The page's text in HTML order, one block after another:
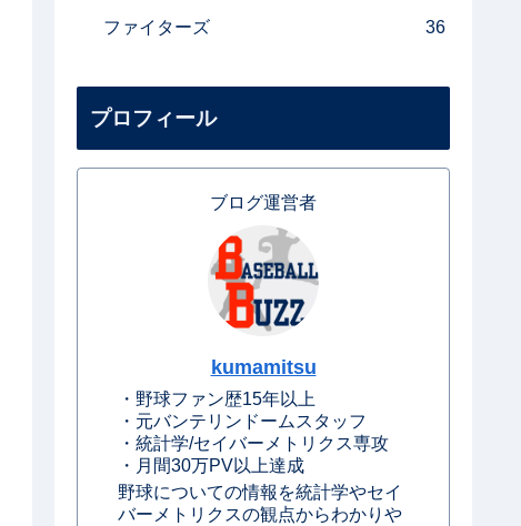
ファイターズ 36
プロフィール
ブログ運営者
kumamitsu
・野球ファン歴15年以上
・元バンテリンドームスタッフ
・統計学/セイバーメトリクス専攻
・月間30万PV以上達成
野球についての情報を統計学やセイ
バーメトリクスの観点からわかりや